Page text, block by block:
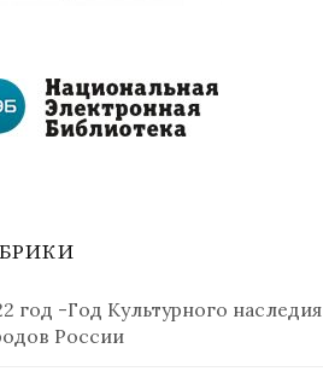
год -Год Культурного наследия
России